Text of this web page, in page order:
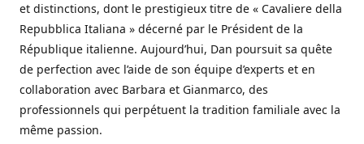
et distinctions, dont le prestigieux titre de « Cavaliere della
Repubblica Italiana » décerné par le Président de la
République italienne. Aujourd’hui, Dan poursuit sa quête
de perfection avec l’aide de son équipe d’experts et en
collaboration avec Barbara et Gianmarco, des
professionnels qui perpétuent la tradition familiale avec la
même passion.